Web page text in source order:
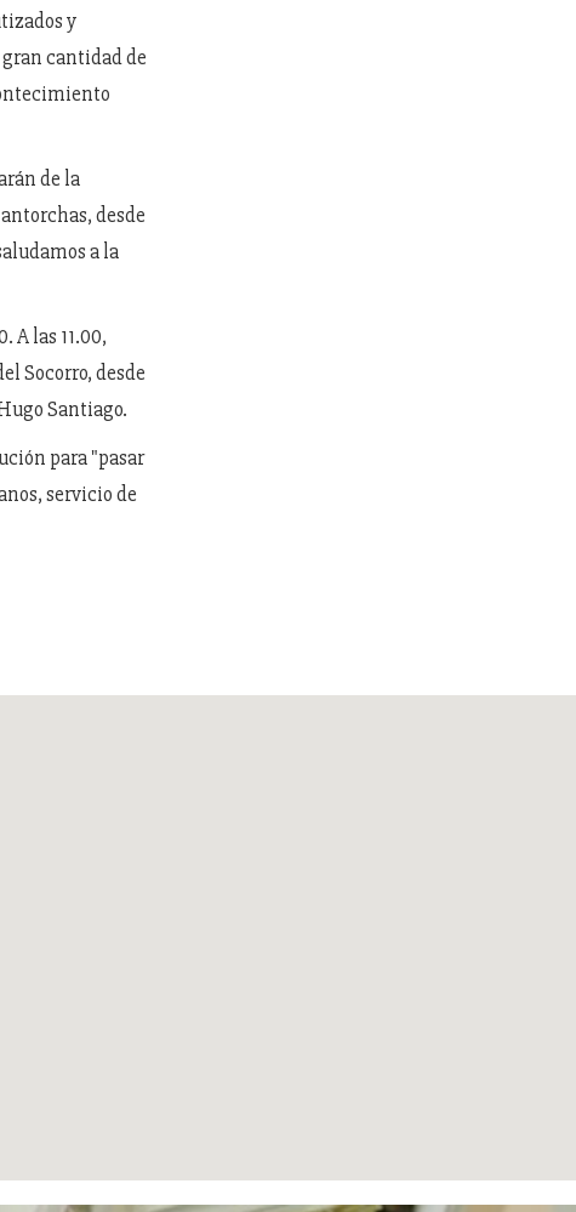
y
cantidad de
de la
desde
a la
A las 11.00,
Socorro, desde
Santiago.
para "pasar
servicio de